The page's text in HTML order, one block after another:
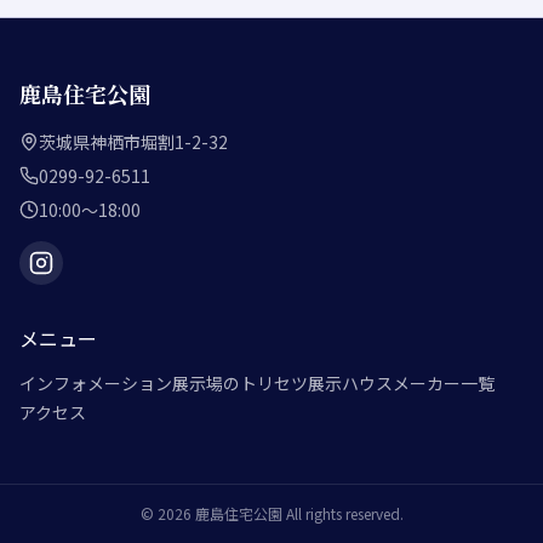
鹿島住宅公園
茨城県神栖市堀割1-2-32
0299-92-6511
10:00～18:00
メニュー
インフォメーション展示場のトリセツ展示ハウスメーカー一覧
アクセス
© 2026 鹿島住宅公園 All rights reserved.